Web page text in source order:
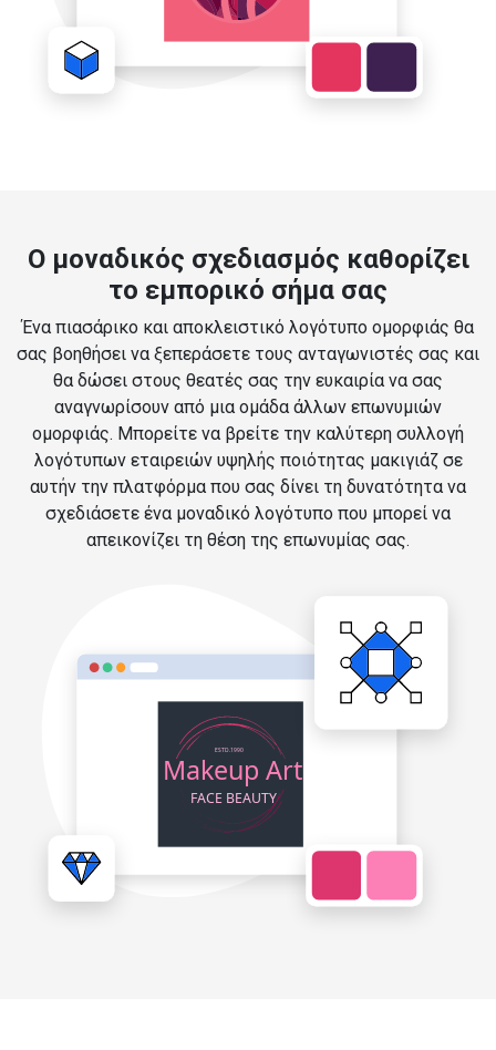
Ο μοναδικός σχεδιασμός καθορίζει
το εμπορικό σήμα σας
Ένα πιασάρικο και αποκλειστικό λογότυπο ομορφιάς θα
σας βοηθήσει να ξεπεράσετε τους ανταγωνιστές σας και
θα δώσει στους θεατές σας την ευκαιρία να σας
αναγνωρίσουν από μια ομάδα άλλων επωνυμιών
ομορφιάς. Μπορείτε να βρείτε την καλύτερη συλλογή
λογότυπων εταιρειών υψηλής ποιότητας μακιγιάζ σε
αυτήν την πλατφόρμα που σας δίνει τη δυνατότητα να
σχεδιάσετε ένα μοναδικό λογότυπο που μπορεί να
απεικονίζει τη θέση της επωνυμίας σας.